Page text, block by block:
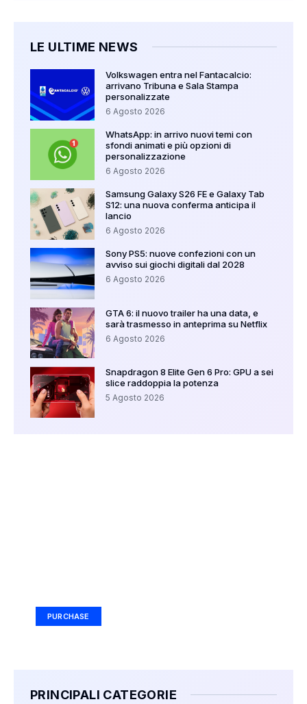
LE ULTIME NEWS
Volkswagen entra nel Fantacalcio:
arrivano Tribuna e Sala Stampa
personalizzate
6 Agosto 2026
WhatsApp: in arrivo nuovi temi con
sfondi animati e più opzioni di
personalizzazione
6 Agosto 2026
Samsung Galaxy S26 FE e Galaxy Tab
S12: una nuova conferma anticipa il
lancio
6 Agosto 2026
Sony PS5: nuove confezioni con un
avviso sui giochi digitali dal 2028
6 Agosto 2026
GTA 6: il nuovo trailer ha una data, e
sarà trasmesso in anteprima su Netflix
6 Agosto 2026
Snapdragon 8 Elite Gen 6 Pro: GPU a sei
slice raddoppia la potenza
5 Agosto 2026
PURCHASE
PRINCIPALI CATEGORIE